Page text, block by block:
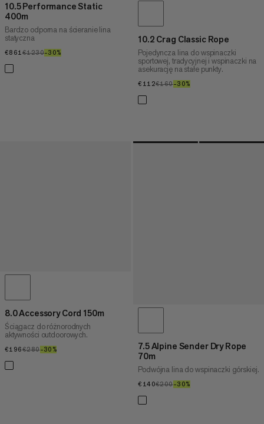
10.5 Performance Static
400m
Bardzo odporna na ścieranie lina
statyczna
€861€861
€1230€1230
–30%
10.2 Crag Classic Rope
Pojedyncza lina do wspinaczki
sportowej, tradycyjnej i wspinaczki na
asekurację na stałe punkty.
€112€112
€160€160
–30%
8.0 Accessory Cord 150m
Ściągacz do różnorodnych
aktywności outdoorowych.
€196€196
€280€280
–30%
7.5 Alpine Sender Dry Rope
70m
Podwójna lina do wspinaczki górskiej.
€140€140
€200€200
–30%